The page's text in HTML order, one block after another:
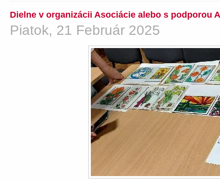
Dielne v organizácii Asociácie alebo s podporou
Piatok, 21 Február 2025